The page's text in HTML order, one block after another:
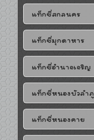
แท็กซี่สกลนคร
แท็กซี่มุกดาหาร
แท็กซี่อำนาจเจริญ
แท็กซี่หนองบัวลำภู
แท็กซี่หนองคาย